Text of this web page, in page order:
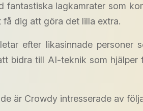
lagkamrater som
dig att göra det lilla extra.
efter likasinnade
bidra till AI-teknik som
är Crowdy intresserade av